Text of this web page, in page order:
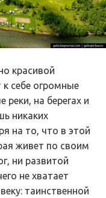
красивой
себе огромные
реки, на берегах и
никаких
на то, что в этой
живет по своим
ни развитой
не хватает
таинственной